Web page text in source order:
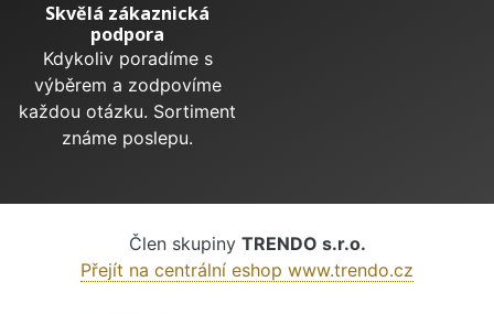
Skvělá zákaznická
podpora
Kdykoliv poradíme s
výběrem a zodpovíme
každou otázku. Sortiment
známe poslepu.
Člen skupiny TRENDO s.r.o.
Přejít na centrální eshop www.trendo.cz